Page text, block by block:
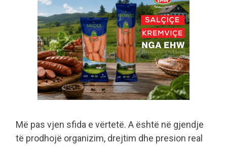
Më pas vjen sfida e vërtetë. A është në gjendje
të prodhojë organizim, drejtim dhe presion real